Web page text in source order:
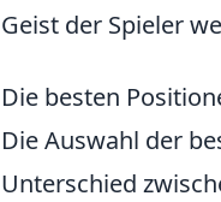
Geist der Spieler
Die besten
Die Auswahl der
Unterschied